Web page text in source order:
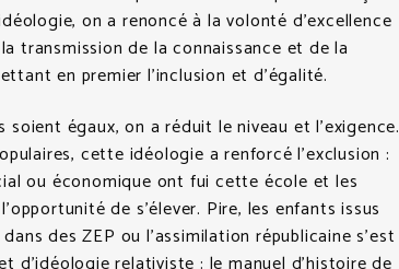
on a renoncé à la volonté d’excellence
transmission de la connaissance et de la
en premier l’inclusion et d’égalité.
égaux, on a réduit le niveau et l’exigence.
cette idéologie a renforcé l’exclusion :
ou économique ont fui cette école et les
de s’élever. Pire, les enfants issus
des ZEP ou l’assimilation républicaine s’est